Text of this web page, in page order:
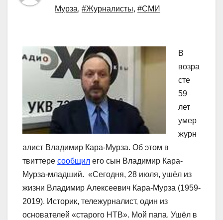
Мурза, #Журналисты, #СМИ
В
возра
сте
59
лет
умер
журн
алист Владимир Кара-Мурза. Об этом в
твиттере сообщил его сын Владимир Кара-
Мурза-младший. «Сегодня, 28 июля, ушёл из
жизни Владимир Алексеевич Кара-Мурза (1959-
2019). Историк, тележурналист, один из
основателей «старого НТВ». Мой папа. Ушёл в